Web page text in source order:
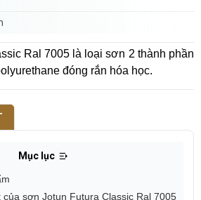
Ral 7005 là loại sơn 2 thành phần
đóng rắn hóa học.
Mục lục
sơn Jotun Futura Classic Ral 7005